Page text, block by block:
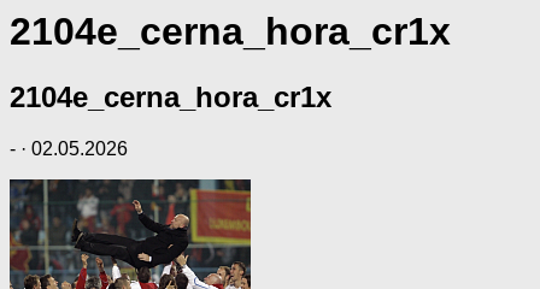
2104e_cerna_hora_cr1x
2104e_cerna_hora_cr1x
- · 02.05.2026